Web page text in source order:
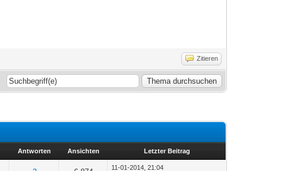
Zitieren
Antworten Ansichten Letzter Beitrag
11-01-2014, 21:04